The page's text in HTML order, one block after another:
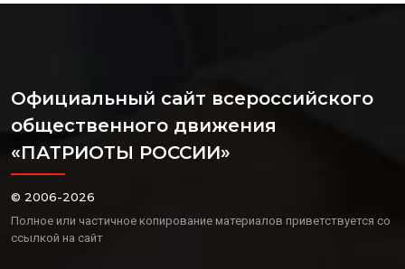
Официальный сайт всероссийского
общественного движения
«ПАТРИОТЫ РОССИИ»
© 2006-2026
Полное или частичное копирование материалов приветствуется со
ссылкой на сайт